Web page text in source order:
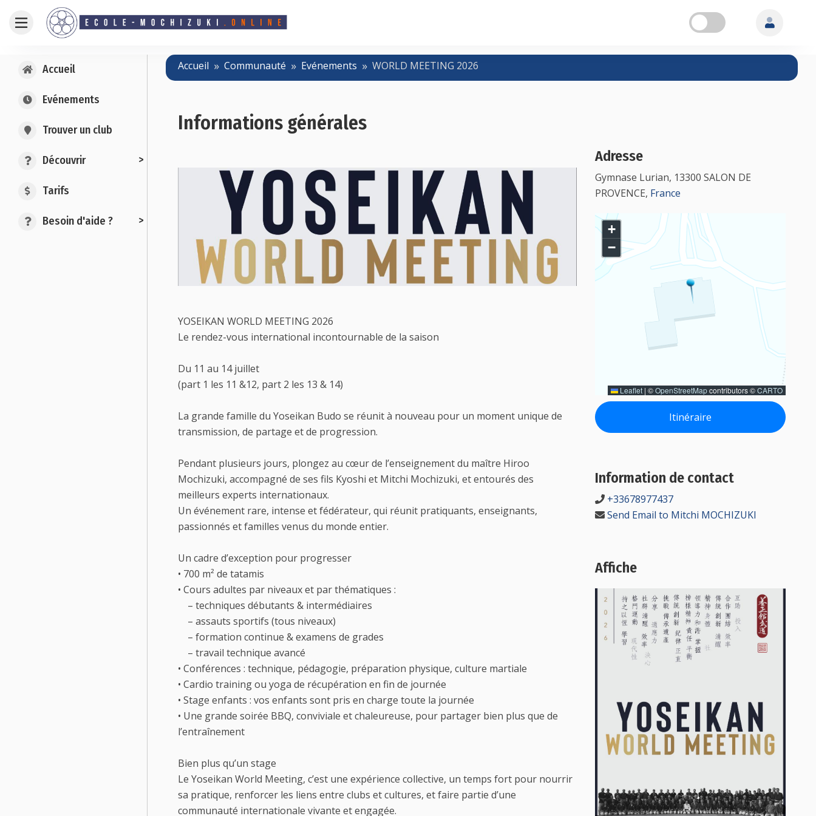
Accueil
Evénements
Trouver un club
Découvrir >
Tarifs
Besoin d'aide ? >
Accueil Communauté Evénements WORLD MEETING 2026
Informations générales
YOSEIKAN WORLD MEETING 2026
Le rendez-vous international incontournable de la saison
Du 11 au 14 juillet
(part 1 les 11 &12, part 2 les 13 & 14)
La grande famille du Yoseikan Budo se réunit à nouveau pour un moment unique de
transmission, de partage et de progression.
Pendant plusieurs jours, plongez au cœur de l’enseignement du maître Hiroo
Mochizuki, accompagné de ses fils Kyoshi et Mitchi Mochizuki, et entourés des
meilleurs experts internationaux.
Un événement rare, intense et fédérateur, qui réunit pratiquants, enseignants,
passionnés et familles venus du monde entier.
Un cadre d’exception pour progresser
• 700 m² de tatamis
• Cours adultes par niveaux et par thématiques :
– techniques débutants & intermédiaires
– assauts sportifs (tous niveaux)
– formation continue & examens de grades
– travail technique avancé
• Conférences : technique, pédagogie, préparation physique, culture martiale
• Cardio training ou yoga de récupération en fin de journée
• Stage enfants : vos enfants sont pris en charge toute la journée
• Une grande soirée BBQ, conviviale et chaleureuse, pour partager bien plus que de
l’entraînement
Bien plus qu’un stage
Le Yoseikan World Meeting, c’est une expérience collective, un temps fort pour nourrir
sa pratique, renforcer les liens entre clubs et cultures, et faire partie d’une
communauté internationale vivante et engagée.
Adresse
Gymnase Lurian, 13300 SALON DE
PROVENCE, France
+
−
Leaflet | ©OpenStreetMapcontributors ©CARTO
Itinéraire
Information de contact
+33678977437
Send Email to Mitchi MOCHIZUKI
Affiche